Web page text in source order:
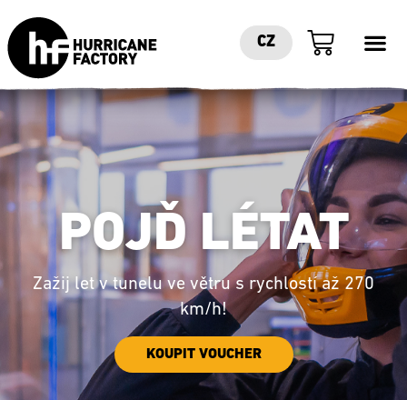
CZ
POJĎ LÉTAT
Zažij let v tunelu ve větru s rychlostí až 270
km/h!
KOUPIT VOUCHER